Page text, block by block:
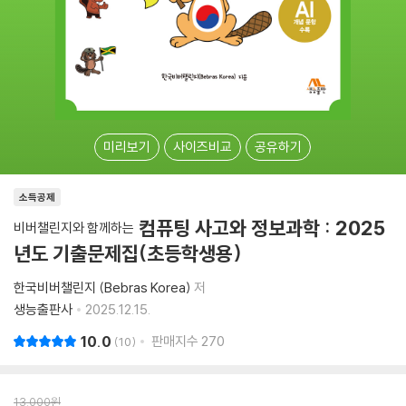
미리보기 사이즈비교 공유하기
소득공제
비버챌린지와 함께하는 컴퓨팅 사고와 정보과학 : 2025
년도 기출문제집(초등학생용)
한국비버챌린지 (Bebras Korea) 저
생능출판사
2025.12.15.
10.0 10 판매지수 270
13,000원